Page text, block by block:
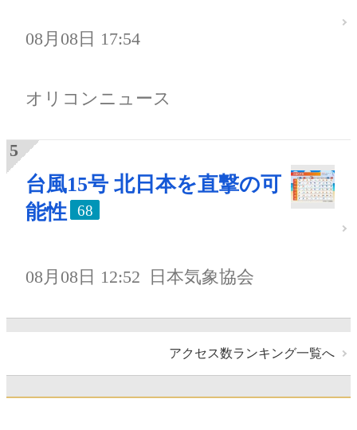
08月08日 17:54
オリコンニュース
台風15号 北日本を直撃の可
能性
68
08月08日 12:52 日本気象協会
アクセス数ランキング一覧へ